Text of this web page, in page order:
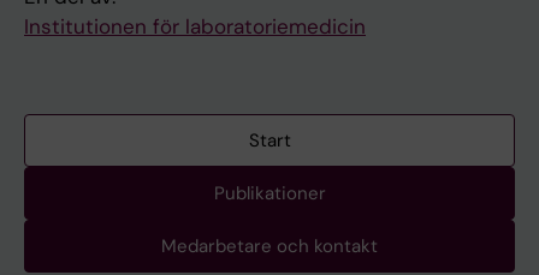
Institutionen för laboratoriemedicin
Start
Publikationer
Medarbetare och kontakt